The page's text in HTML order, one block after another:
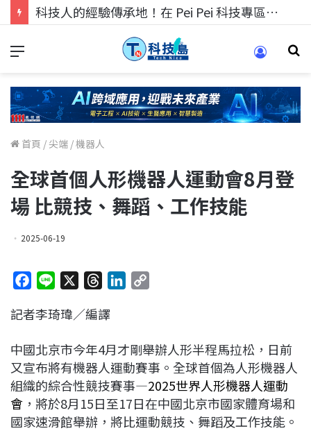
科技人找工作，就到TECH+ 科技專區!
首頁 /尖端 /機器人
全球首個人形機器人運動會8月登
場 比競技、舞蹈、工作技能
2025-06-19
c
b
o
o
k
n
r
a
d
s
e
d
I
n
L
i
n
k
記者李琦瑋／編譯
中國北京市今年4月才剛舉辦人形半程馬拉松，日前
又宣布將有機器人運動賽事。全球首個為人形機器人
組織的綜合性競技賽事—2025世界人形機器人運動
會 ，將於8月15日至17日在中國北京市國家體育場和
國家速滑館舉辦，將比運動競技、舞蹈及工作技能。